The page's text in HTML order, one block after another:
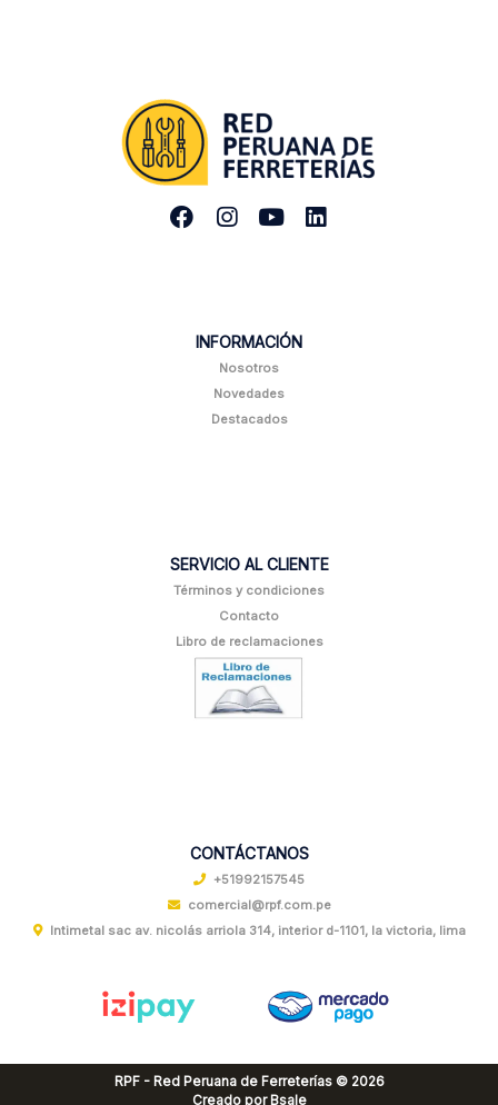
INFORMACIÓN
Nosotros
Novedades
Destacados
SERVICIO AL CLIENTE
Términos y condiciones
Contacto
Libro de reclamaciones
CONTÁCTANOS
+51992157545
comercial@rpf.com.pe
Intimetal sac av. nicolás arriola 314, interior d-1101, la victoria, lima
RPF - Red Peruana de Ferreterías © 2026
Creado por Bsale